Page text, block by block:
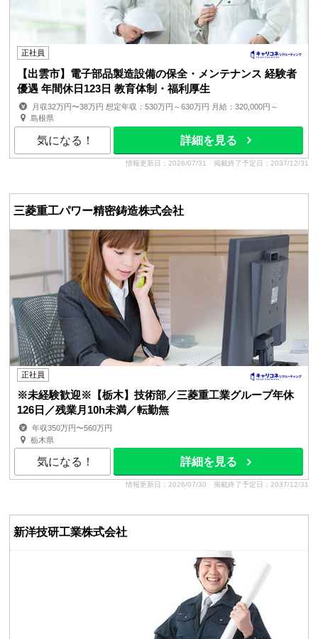
正社員
【出雲市】電子部品製造設備の保全・メンテナンス 経験者
優遇 年間休日123日 教育体制・福利厚生
月収32万円〜38万円 想定年収：530万円～630万円 月給：320,000円～
380,000円 月額(基本給)：320,000円～380,0...
島根県
気になる！ 詳細を見る
情報更新日：2026/07/31 掲載終了予定日：2037/12/31
三菱重工パワー精密鋳造株式会社
正社員
※未経験歓迎※【栃木】技術部／三菱重工業グループ年休
126日／残業月10h未満／転勤無
年収350万円〜560万円
栃木県
気になる！ 詳細を見る
情報更新日：2026/07/30 掲載終了予定日：2037/12/31
新洋技研工業株式会社